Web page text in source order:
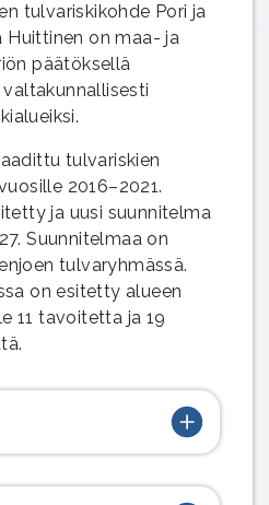
tulvariskikohde Pori ja
Huittinen on maa- ja
päätöksellä
tulvariskien
2016–2021.
ja uusi suunnitelma
Suunnitelmaa on
tulvaryhmässä.
on esitetty alueen
11 tavoitetta ja 19